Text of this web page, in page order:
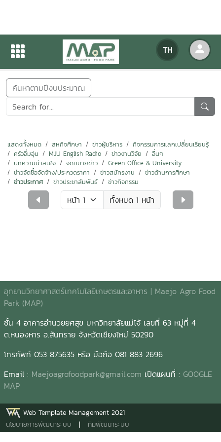
TH
ข่าวสารกิจกรรม
ข่าวสารกิจกรรม
ค้นหาตามปีงบประมาณ
แสดงทั้งหมด สหกิจศึกษา ข่าวผู้บริหาร
กิจกรรมการแลกเปลี่ยนเรียนรู้
ครัวอิ่มอุ่น
MJU English Radio ข่าวงานวิจัย
อื่นๆ
บทความน่าสนใจ
จดหมายข่าว
Green Office & University
ข่าวจัดซื้อจัดจ้าง/ประกวดราคา
ข่าวสมัครงาน
ข่าวด้านการศึกษา
ข่าวประกาศ
ข่าวประชาสัมพันธ์ ข่าวกิจกรรม
ทั้งหมด 1 หน้า
อุทยานวิทยาศาสตร์เทคโนโลยีเกษตรและอาหาร | Maejo Agro Food
Park (MAP)
ชั้น 4 อาคารอำนวยยศสุข มหาวิทยาลัยแม่โจ้ เลขที่ 63 หมู่ที่ 4
ต.หนองหาร อ.สันทราย จังหวัดเชียงใหม่ 50290
โทรศัพท์ 053 875635 หรือ มือถือ 081 883 2696
Email : Maejoagrofoodpark@gmail.com เปิดแผนที่ : GOOGLE
MAP
Web Template Management 2021
นโยบายการพัฒนาระบบ | ทีมพัฒนาระบบ